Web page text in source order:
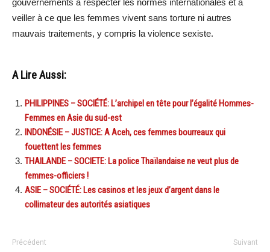
gouvernements à respecter les normes internationales et à
veiller à ce que les femmes vivent sans torture ni autres
mauvais traitements, y compris la violence sexiste.
A Lire Aussi:
PHILIPPINES – SOCIÉTÉ: L’archipel en tête pour l’égalité Hommes-
Femmes en Asie du sud-est
INDONÉSIE – JUSTICE: A Aceh, ces femmes bourreaux qui
fouettent les femmes
THAILANDE – SOCIETE: La police Thaïlandaise ne veut plus de
femmes-officiers !
ASIE – SOCIÉTÉ: Les casinos et les jeux d’argent dans le
collimateur des autorités asiatiques
Précédent Suivant